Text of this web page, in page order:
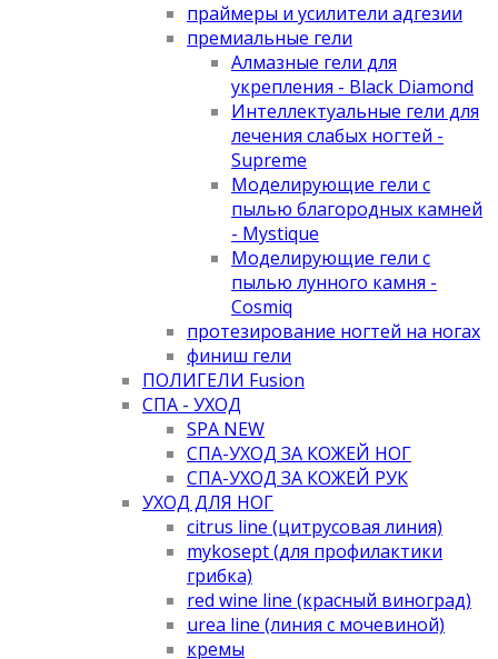
праймеры и усилители адгезии
премиальные гели
Алмазные гели для
укрепления - Black Diamond
Интеллектуальные гели для
лечения слабых ногтей -
Supreme
Моделирующие гели с
пылью благородных камней
- Mystique
Моделирующие гели с
пылью лунного камня -
Cosmiq
протезирование ногтей на ногах
финиш гели
ПОЛИГЕЛИ Fusion
СПА - УХОД
SPA NEW
СПА-УХОД ЗА КОЖЕЙ НОГ
СПА-УХОД ЗА КОЖЕЙ РУК
УХОД ДЛЯ НОГ
citrus line (цитрусовая линия)
mykosept (для профилактики
грибка)
red wine line (красный виноград)
urea line (линия с мочевиной)
кремы